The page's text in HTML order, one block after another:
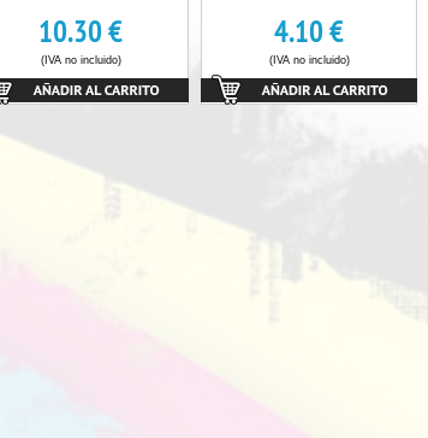
10.30€
(IVA no incluido)
4.10€
(IVA no incluido)